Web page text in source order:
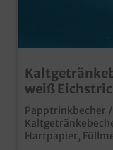
weiß
Papptrinkbecher
Hartpapier,